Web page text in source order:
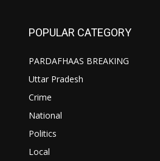
POPULAR CATEGORY
PARDAFHAAS BREAKING
Uttar Pradesh
Crime
National
Politics
Local